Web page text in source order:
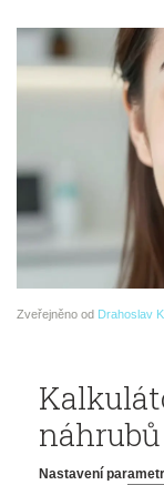
Zveřejněno od Drahoslav
Nastavení